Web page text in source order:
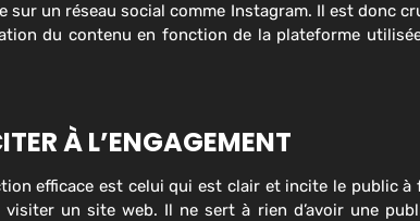
un réseau social comme Instagram. Il est donc
du contenu en fonction de la plateforme
À L’ENGAGEMENT
efficace est celui qui est clair et incite le public à
un site web. Il ne sert à rien d’avoir une